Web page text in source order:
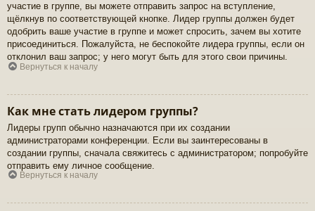
участие в группе, вы можете отправить запрос на вступление,
щёлкнув по соответствующей кнопке. Лидер группы должен будет
одобрить ваше участие в группе и может спросить, зачем вы хотите
присоединиться. Пожалуйста, не беспокойте лидера группы, если он
отклонил ваш запрос; у него могут быть для этого свои причины.
Вернуться к началу
Как мне стать лидером группы?
Лидеры групп обычно назначаются при их создании
администраторами конференции. Если вы заинтересованы в
создании группы, сначала свяжитесь с администратором; попробуйте
отправить ему личное сообщение.
Вернуться к началу